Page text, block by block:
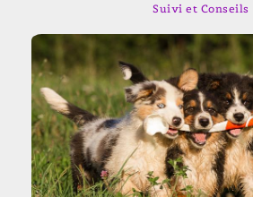
Suivi et Conseils